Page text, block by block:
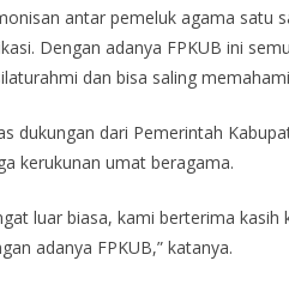
antar pemeluk agama satu
Dengan adanya FPKUB ini
dan bisa saling
dukungan dari Pemerintah
kerukunan umat beragama.
luar biasa, kami berterima kasih
adanya FPKUB,” katanya.